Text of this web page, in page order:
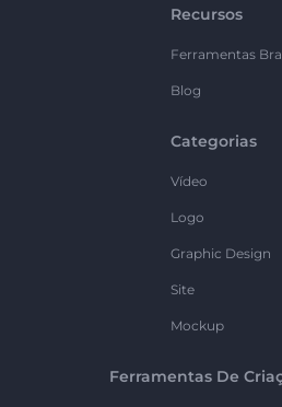
Recursos
Ferramentas
Blog
Categorias
Vídeo
Logo
Graphic Design
Site
Mockup
Ferramentas De